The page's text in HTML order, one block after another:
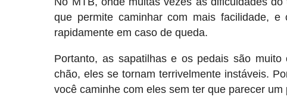
que permite caminhar com mais facilidade,
rapidamente em caso de queda.
Portanto, as sapatilhas e os pedais são
chão, eles se tornam terrivelmente instáveis.
você caminhe com eles sem ter que parecer um